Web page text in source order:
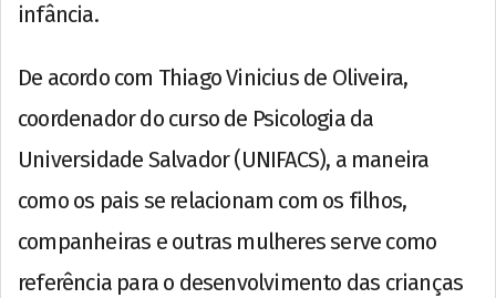
infância.
De acordo com Thiago Vinicius de Oliveira,
coordenador do curso de Psicologia da
Universidade Salvador (UNIFACS), a maneira
como os pais se relacionam com os filhos,
companheiras e outras mulheres serve como
referência para o desenvolvimento das crianças